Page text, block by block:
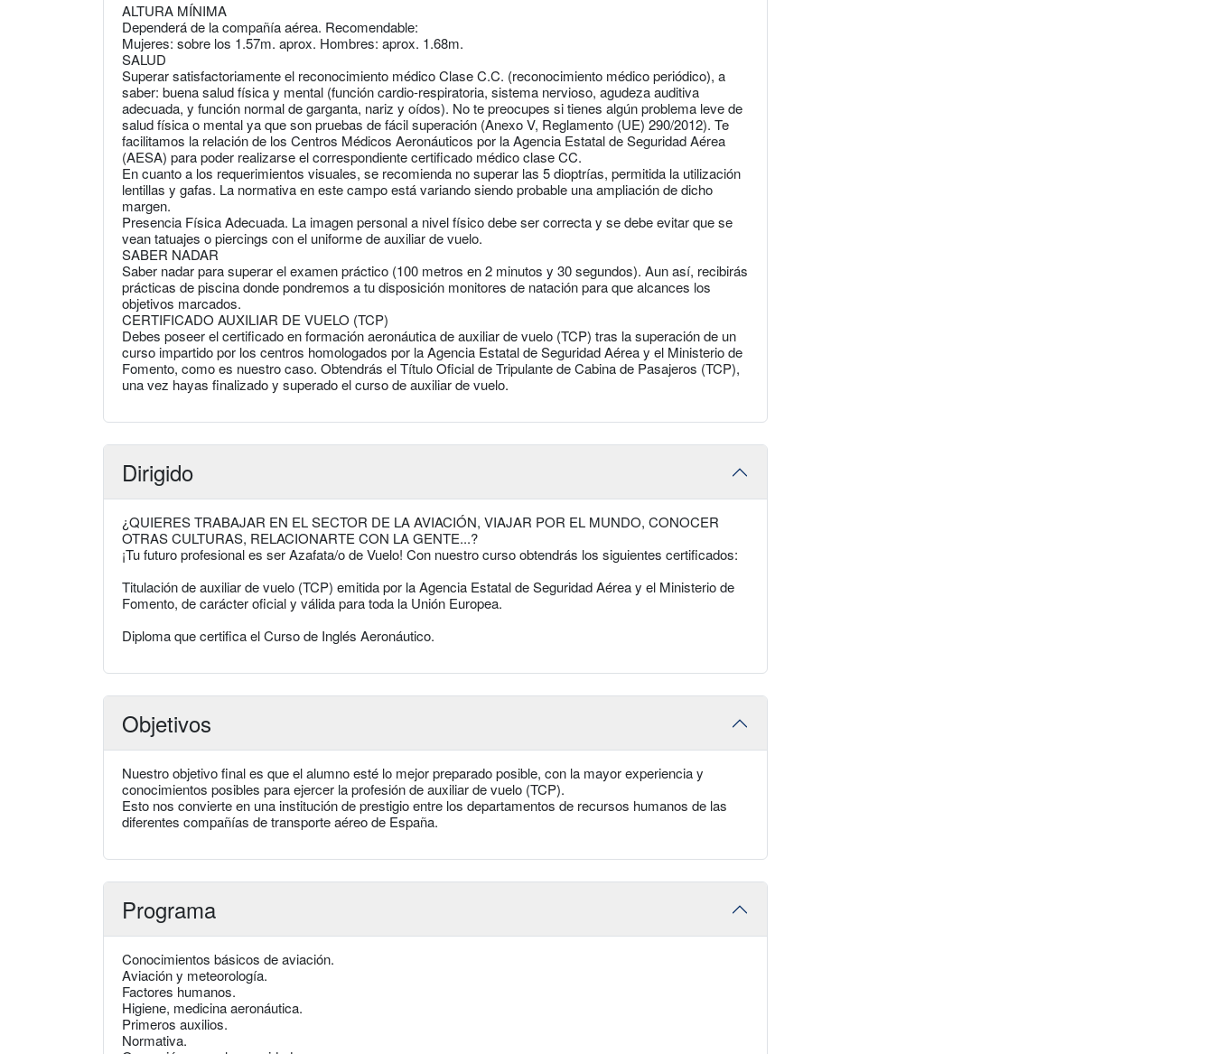
ALTURA MÍNIMA
Dependerá de la compañía aérea. Recomendable:
Mujeres: sobre los 1.57m. aprox. Hombres: aprox. 1.68m.
SALUD
Superar satisfactoriamente el reconocimiento médico Clase C.C. (reconocimiento médico periódico), a
saber: buena salud física y mental (función cardio-respiratoria, sistema nervioso, agudeza auditiva
adecuada, y función normal de garganta, nariz y oídos). No te preocupes si tienes algún problema leve de
salud física o mental ya que son pruebas de fácil superación (Anexo V, Reglamento (UE) 290/2012). Te
facilitamos la relación de los Centros Médicos Aeronáuticos por la Agencia Estatal de Seguridad Aérea
(AESA) para poder realizarse el correspondiente certificado médico clase CC.
En cuanto a los requerimientos visuales, se recomienda no superar las 5 dioptrías, permitida la utilización
lentillas y gafas. La normativa en este campo está variando siendo probable una ampliación de dicho
margen.
Presencia Física Adecuada. La imagen personal a nivel físico debe ser correcta y se debe evitar que se
vean tatuajes o piercings con el uniforme de auxiliar de vuelo.
SABER NADAR
Saber nadar para superar el examen práctico (100 metros en 2 minutos y 30 segundos). Aun así, recibirás
prácticas de piscina donde pondremos a tu disposición monitores de natación para que alcances los
objetivos marcados.
CERTIFICADO AUXILIAR DE VUELO (TCP)
Debes poseer el certificado en formación aeronáutica de auxiliar de vuelo (TCP) tras la superación de un
curso impartido por los centros homologados por la Agencia Estatal de Seguridad Aérea y el Ministerio de
Fomento, como es nuestro caso. Obtendrás el Título Oficial de Tripulante de Cabina de Pasajeros (TCP),
una vez hayas finalizado y superado el curso de auxiliar de vuelo.
Dirigido
¿QUIERES TRABAJAR EN EL SECTOR DE LA AVIACIÓN, VIAJAR POR EL MUNDO, CONOCER
OTRAS CULTURAS, RELACIONARTE CON LA GENTE...?
¡Tu futuro profesional es ser Azafata/o de Vuelo! Con nuestro curso obtendrás los siguientes certificados:
Titulación de auxiliar de vuelo (TCP) emitida por la Agencia Estatal de Seguridad Aérea y el Ministerio de
Fomento, de carácter oficial y válida para toda la Unión Europea.
Diploma que certifica el Curso de Inglés Aeronáutico.
Objetivos
Nuestro objetivo final es que el alumno esté lo mejor preparado posible, con la mayor experiencia y
conocimientos posibles para ejercer la profesión de auxiliar de vuelo (TCP).
Esto nos convierte en una institución de prestigio entre los departamentos de recursos humanos de las
diferentes compañías de transporte aéreo de España.
Programa
Conocimientos básicos de aviación.
Aviación y meteorología.
Factores humanos.
Higiene, medicina aeronáutica.
Primeros auxilios.
Normativa.